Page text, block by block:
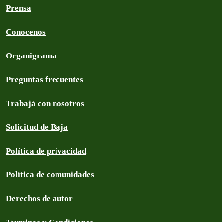
Prensa
Conocenos
Organigrama
Preguntas frecuentes
Trabajá con nosotros
Solicitud de Baja
Política de privacidad
Política de comunidades
Derechos de autor